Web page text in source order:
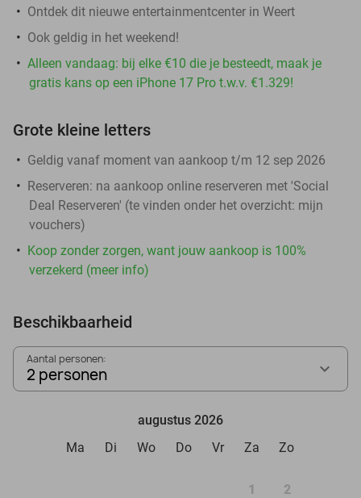
Ontdek dit nieuwe entertainmentcenter in Weert
Ook geldig in het weekend!
Alleen vandaag: bij elke €10 die je besteedt, maak je
gratis kans op een iPhone 17 Pro t.w.v. €1.329!
Grote kleine letters
Geldig vanaf moment van aankoop t/m 12 sep 2026
Reserveren: na aankoop online reserveren met 'Social
Deal Reserveren' (te vinden onder het overzicht: mijn
vouchers)
Koop zonder zorgen, want jouw aankoop is 100%
verzekerd (meer info)
Beschikbaarheid
Aantal personen:
2 personen
augustus 2026
Ma
Di Wo Do Vr Za Zo
1 2